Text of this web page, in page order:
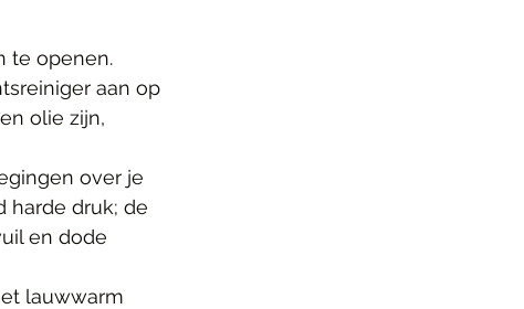
te openen.
aan op
olie zijn,
over je
harde druk; de
en dode
lauwwarm